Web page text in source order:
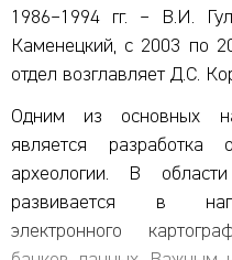
1986–1994 гг. – В.И.
Каменецкий, с 2003 по
отдел возглавляет Д.С.
Одним из основных
является разработка
археологии. В
развивается в
электронного